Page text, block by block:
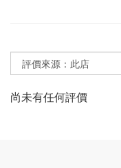
尚未有任何評價